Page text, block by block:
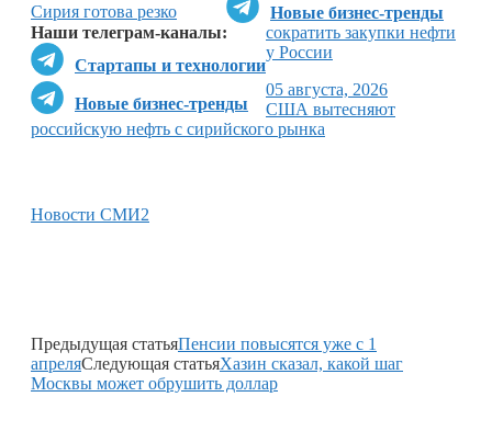
Новые бизнес-тренды
Наши телеграм-каналы:
Стартапы и технологии
Новые бизнес-тренды
Сирия готова резко
сократить закупки нефти
у России
05 августа, 2026
США вытесняют
российскую нефть с сирийского рынка
Новости СМИ2
Предыдущая статьяПенсии повысятся уже с 1
апреляСледующая статьяХазин сказал, какой шаг
Москвы может обрушить доллар